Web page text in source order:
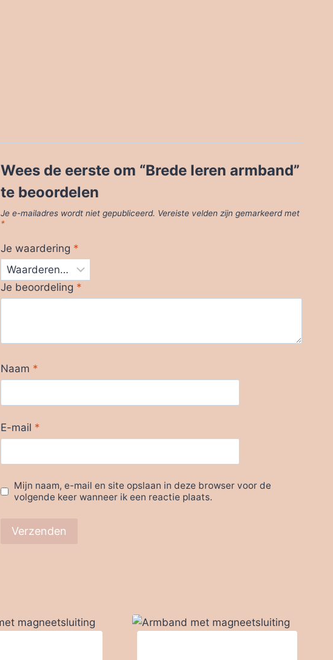
Wees de eerste om “Brede leren armband”
te beoordelen
Je e-mailadres wordt niet gepubliceerd. Vereiste velden zijn gemarkeerd met
*
Je waardering *
Je beoordeling *
Naam *
E-mail *
Mijn naam, e-mail en site opslaan in deze browser voor de
volgende keer wanneer ik een reactie plaats.